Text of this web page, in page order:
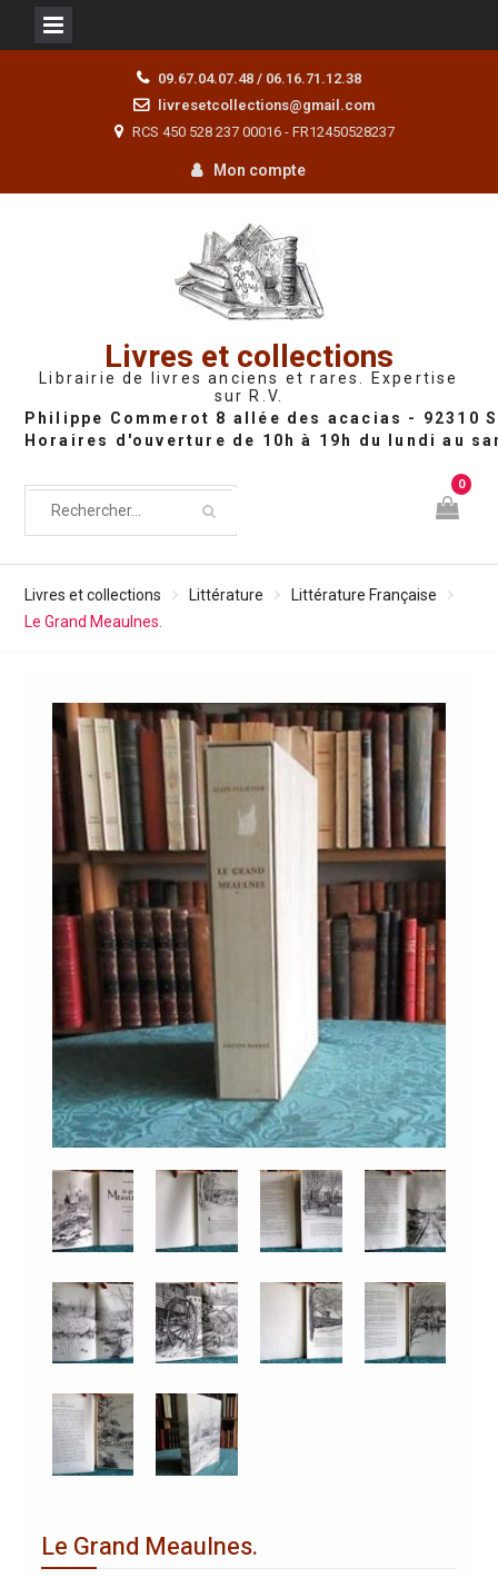
09.67.04.07.48 / 06.16.71.12.38
livresetcollections@gmail.com
RCS 450 528 237 00016 - FR12450528237
Mon compte
Livres et collections
Librairie de livres anciens et rares. Expertise
sur R.V.
0
Livres et collections Littérature
Littérature Française
Le Grand Meaulnes.
Le Grand Meaulnes.